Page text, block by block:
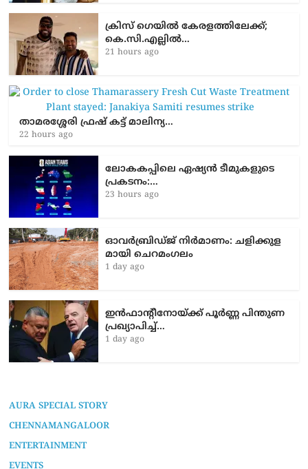
ക്രിസ് ഗെയിൽ കേരളത്തിലേക്ക്;
കെ.സി.എല്ലിൽ…
21 hours ago
താമരശ്ശേരി ഫ്രഷ് കട്ട് മാലിന്യ…
22 hours ago
ലോകകപ്പിലെ ഏഷ്യന്‍ ടീമുകളുടെ
പ്രകടനം:…
23 hours ago
ഓവർബ്രിഡ്ജ് നിർമാണം: ച​ളി​ക്കു​ള​
മാ​യി ചെ​റ​മം​ഗ​ലം
1 day ago
ഇൻഫാന്റീനോയ്ക്ക് പൂർണ്ണ പിന്തുണ
പ്രഖ്യാപിച്ച്…
1 day ago
AURA SPECIAL STORY
CHENNAMANGALOOR
ENTERTAINMENT
EVENTS